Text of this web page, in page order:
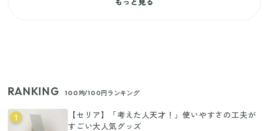
RANKING 100均/100円ランキング
1
【セリア】「考えた人天才！」使いやすさの工夫が
すごい大人気グッズ